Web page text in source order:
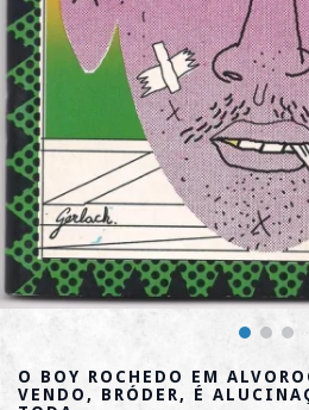
O BOY ROCHEDO EM
VENDO, BRÓDER, É